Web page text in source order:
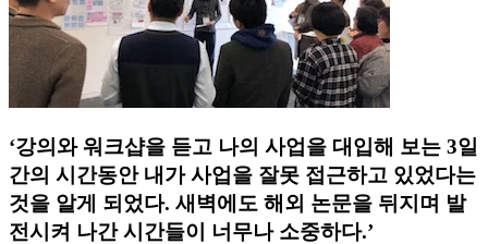
‘강의와 워크샵을 듣고 나의 사업을 대입해 보는 3일
간의 시간동안 내가 사업을 잘못 접근하고 있었다는
것을 알게 되었다. 새벽에도 해외 논문을 뒤지며 발
전시켜 나간 시간들이 너무나 소중하다.’